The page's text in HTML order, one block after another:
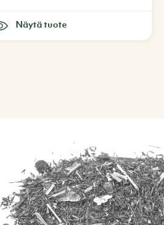
Näytä tuote